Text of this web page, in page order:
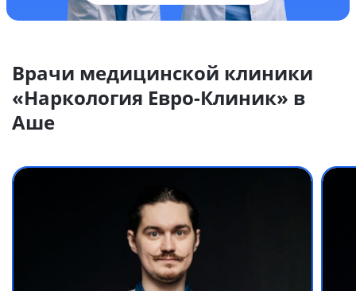
Врачи медицинской клиники
«Наркология Евро-Клиник» в
Аше